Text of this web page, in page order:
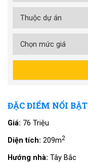
ĐẶC ĐIỂM NỔI BẬT
Giá: 76 Triệu
Diện tích: 209m2
Hướng nhà: Tây Bắc